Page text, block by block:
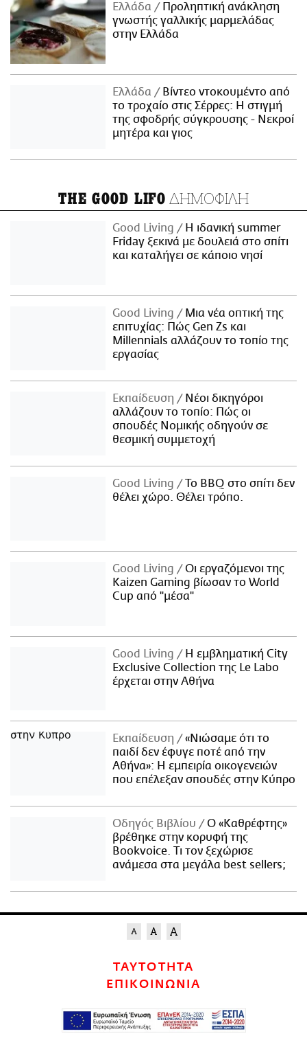
Ελλάδα
Προληπτική ανάκληση
γνωστής γαλλικής μαρμελάδας
στην Ελλάδα
Ελλάδα
Βίντεο ντοκουμέντο από
το τροχαίο στις Σέρρες: Η στιγμή
της σφοδρής σύγκρουσης - Νεκροί
μητέρα και γιος
THE GOOD LIFO ΔΗΜΟΦΙΛΗ
Good Living
Η ιδανική summer
Friday ξεκινά με δουλειά στο σπίτι
και καταλήγει σε κάποιο νησί
Good Living
Μια νέα οπτική της
επιτυχίας: Πώς Gen Zs και
Millennials αλλάζουν το τοπίο της
εργασίας
Εκπαίδευση
Νέοι δικηγόροι
αλλάζουν το τοπίο: Πώς οι
σπουδές Νομικής οδηγούν σε
θεσμική συμμετοχή
Good Living
Το BBQ στο σπίτι δεν
θέλει χώρο. Θέλει τρόπο.
Good Living
Οι εργαζόμενοι της
Kaizen Gaming βίωσαν το World
Cup από "μέσα"
Good Living
Η εμβληματική City
Exclusive Collection της Le Labo
έρχεται στην Αθήνα
Εκπαίδευση
«Νιώσαμε ότι το
παιδί δεν έφυγε ποτέ από την
Αθήνα»: Η εμπειρία οικογενειών
που επέλεξαν σπουδές στην Κύπρο
Οδηγός Βιβλίου
Ο «Καθρέφτης»
βρέθηκε στην κορυφή της
Bookvoice. Τι τον ξεχώρισε
ανάμεσα στα μεγάλα best sellers;
ΤΑΥΤΟΤΗΤΑ
ΕΠΙΚΟΙΝΩΝΙΑ